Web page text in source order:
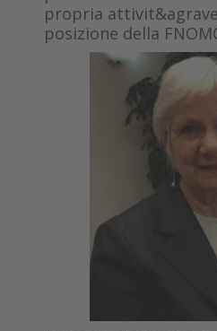
propria
posizione della